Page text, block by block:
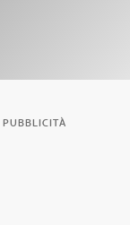
PUBBLICITÀ